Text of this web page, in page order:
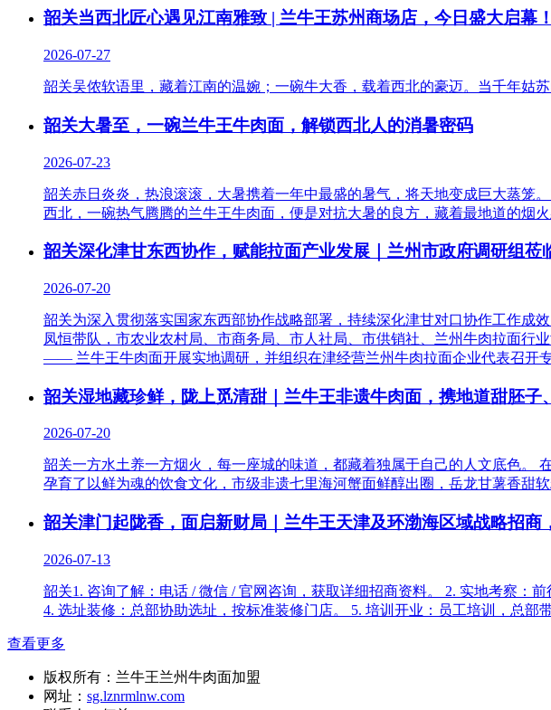
韶关当西北匠心遇见江南雅致 | 兰牛王苏州商场店，今日盛大启幕！
2026-07-27
韶关吴侬软语里，藏着江南的温婉；一碗牛大香，载着西北的豪迈。当千年姑
韶关大暑至，一碗兰牛王牛肉面，解锁西北人的消暑密码
2026-07-23
韶关赤日炎炎，热浪滚滚，大暑携着一年中最盛的暑气，将天地变成巨大蒸笼
西北，一碗热气腾腾的兰牛王牛肉面，便是对抗大暑的良方，藏着最地道的烟火
韶关深化津甘东西协作，赋能拉面产业发展｜兰州市政府调研组
2026-07-20
韶关为深入贯彻落实国家东西部协作战略部署，持续深化津甘对口协作工作成
凤恒带队，市农业农村局、市商务局、市人社局、市供销社、兰州牛肉拉面
—— 兰牛王牛肉面开展实地调研，并组织在津经营兰州牛肉拉面企业代表召开专
韶关湿地藏珍鲜，陇上觅清甜｜兰牛王非遗牛肉面，携地道甜胚子
2026-07-20
韶关一方水土养一方烟火，每一座城的味道，都藏着独属于自己的人文底色。
孕育了以鲜为魂的饮食文化，市级非遗七里海河蟹面鲜醇出圈，岳龙甘薯香甜
韶关津门起陇香，面启新财局｜兰牛王天津及环渤海区域战略招商
2026-07-13
韶关1. 咨询了解：电话 / 微信 / 官网咨询，获取详细招商资料。 2. 实地考察：
4. 选址装修：总部协助选址，按标准装修门店。 5. 培训开业：员工培训，总部
查看更多
版权所有：兰牛王兰州牛肉面加盟
网址： sg.lznrmlnw.com